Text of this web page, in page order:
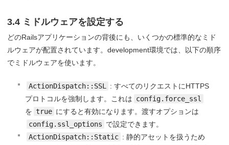
3.4 ミドルウェアを設定する
どのRailsアプリケーションの背後にも、いくつかの標準的なミド
ルウェアが配置されています。development環境では、以下の順序
でミドルウェアを使います。
ActionDispatch::SSL : すべてのリクエストにHTTPS
プロトコルを強制します。これは config.force_ssl
を true にすると有効になります。渡すオプションは
config.ssl_options で設定できます。
ActionDispatch::Static : 静的アセットを扱うため